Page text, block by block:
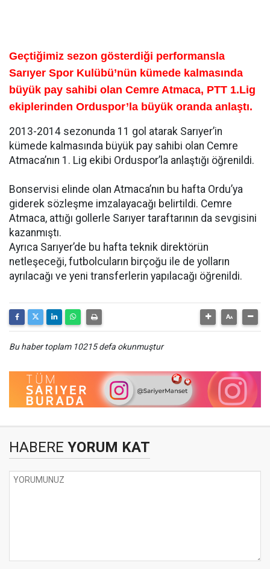
Geçtiğimiz sezon gösterdiği performansla
Sarıyer Spor Kulübü’nün kümede kalmasında
büyük pay sahibi olan Cemre Atmaca, PTT 1.Lig
ekiplerinden Orduspor’la büyük oranda anlaştı.
2013-2014 sezonunda 11 gol atarak Sarıyer’in
kümede kalmasında büyük pay sahibi olan Cemre
Atmaca’nın 1. Lig ekibi Orduspor’la anlaştığı öğrenildi.
Bonservisi elinde olan Atmaca’nın bu hafta Ordu’ya
giderek sözleşme imzalayacağı belirtildi. Cemre
Atmaca, attığı gollerle Sarıyer taraftarının da sevgisini
kazanmıştı.
Ayrıca Sarıyer’de bu hafta teknik direktörün
netleşeceği, futbolcuların birçoğu ile de yolların
ayrılacağı ve yeni transferlerin yapılacağı öğrenildi.
Bu haber toplam 10215 defa okunmuştur
HABERE YORUM KAT